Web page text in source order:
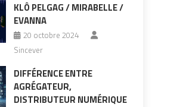
KLÔ PELGAG / MIRABELLE /
EVANNA
20 octobre 2024
Sincever
DIFFÉRENCE ENTRE
AGRÉGATEUR,
DISTRIBUTEUR NUMÉRIQUE